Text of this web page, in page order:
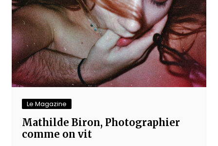
Le Magazine
Mathilde Biron, Photographier
comme on vit